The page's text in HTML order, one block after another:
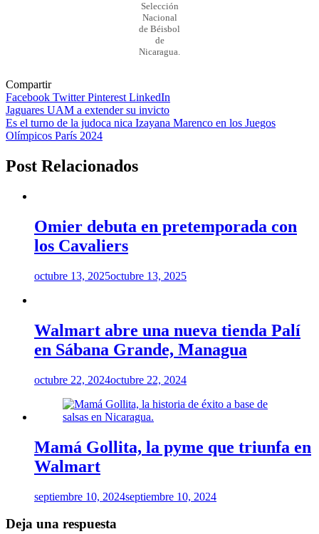
Selección
Nacional
de Béisbol
de
Nicaragua.
Compartir
Facebook TwitterPinterest LinkedIn
Navegación
de
Jaguares UAM a extender su invicto
Es el turno de la judoca nica Izayana Marenco en los Juegos
Olímpicos París 2024
Post Relacionados
Omier debuta en pretemporada con
los Cavaliers
octubre 13, 2025octubre 13, 2025
Walmart abre una nueva tienda Palí
en Sábana Grande, Managua
octubre 22, 2024octubre 22, 2024
Mamá Gollita, la pyme que triunfa en
Walmart
septiembre 10, 2024septiembre 10, 2024
Deja una respuesta